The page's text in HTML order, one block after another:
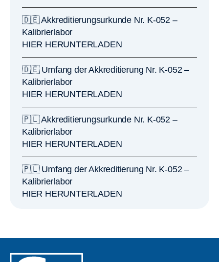
🇩🇪 Akkreditierungsurkunde Nr. K-052 –
Kalibrierlabor
HIER HERUNTERLADEN
🇩🇪 Umfang der Akkreditierung Nr. K-052 –
Kalibrierlabor
HIER HERUNTERLADEN
🇵🇱 Akkreditierungsurkunde Nr. K-052 –
Kalibrierlabor
HIER HERUNTERLADEN
🇵🇱 Umfang der Akkreditierung Nr. K-052 –
Kalibrierlabor
HIER HERUNTERLADEN